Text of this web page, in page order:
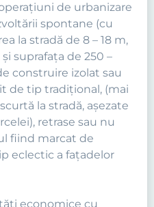
de urbanizare
spontane (cu
la stradă de 8 – 18 m,
suprafaţa de 250 –
construire izolat sau
de tip tradiţional, (mai
la stradă, aşezate
retrase sau nu
fiind marcat de
eclectic a faţadelor
economice cu